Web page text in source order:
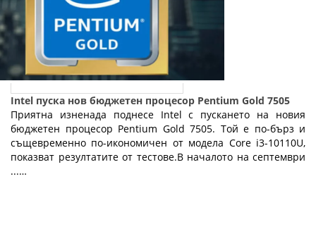
Intel пуска нов бюджетен процесор Pentium Gold 7505
Приятна изненада поднесе Intel с пускането на новия
бюджетен процесор Pentium Gold 7505. Той е по-бърз и
същевременно по-икономичен от модела Core i3-10110U,
показват резултатите от тестове.В началото на септември
...…